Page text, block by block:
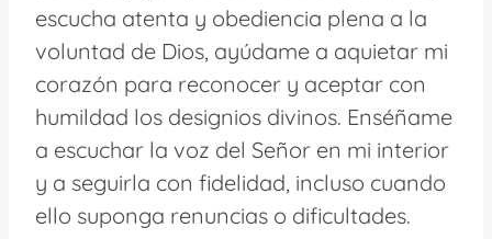
escucha atenta y obediencia plena a la
voluntad de Dios, ayúdame a aquietar mi
corazón para reconocer y aceptar con
humildad los designios divinos. Enséñame
a escuchar la voz del Señor en mi interior
y a seguirla con fidelidad, incluso cuando
ello suponga renuncias o dificultades.